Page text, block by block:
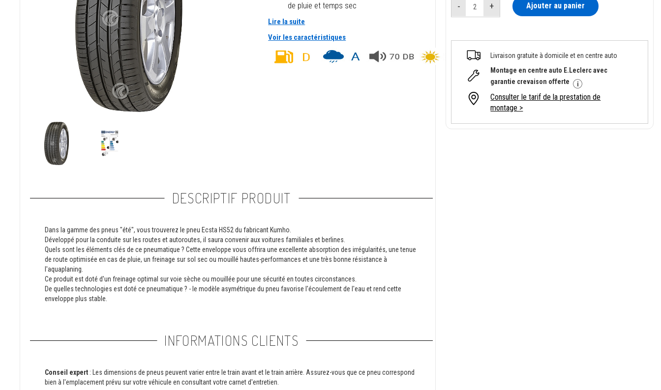
de pluie et temps sec
Lire la suite
Voir les caractéristiques
DESCRIPTIF PRODUIT
Dans la gamme des pneus "été", vous trouverez le pneu Ecsta HS52 du fabricant Kumho.
Développé pour la conduite sur les routes et autoroutes, il saura convenir aux voitures familiales et berlines.
Quels sont les éléments clés de ce pneumatique ? Cette enveloppe vous offrira une excellente absorption des irrégularités, une tenue
de route optimisée en cas de pluie, un freinage sur sol sec ou mouillé hautes-performances et une très bonne résistance à
l'aquaplaning.
Ce produit est doté d'un freinage optimal sur voie sèche ou mouillée pour une sécurité en toutes circonstances.
De quelles technologies est doté ce pneumatique ? - le modèle asymétrique du pneu favorise l'écoulement de l'eau et rend cette
enveloppe plus stable.
INFORMATIONS CLIENTS
Conseil expert : Les dimensions de pneus peuvent varier entre le train avant et le train arrière. Assurez-vous que ce pneu correspond
bien à l'emplacement prévu sur votre véhicule en consultant votre carnet d'entretien.
Ajouter au panier
Livraison gratuite à domicile et en centre auto
Montage en centre auto E.Leclerc avec
garantie crevaison offerte
Consulter le tarif de la prestation de
montage >